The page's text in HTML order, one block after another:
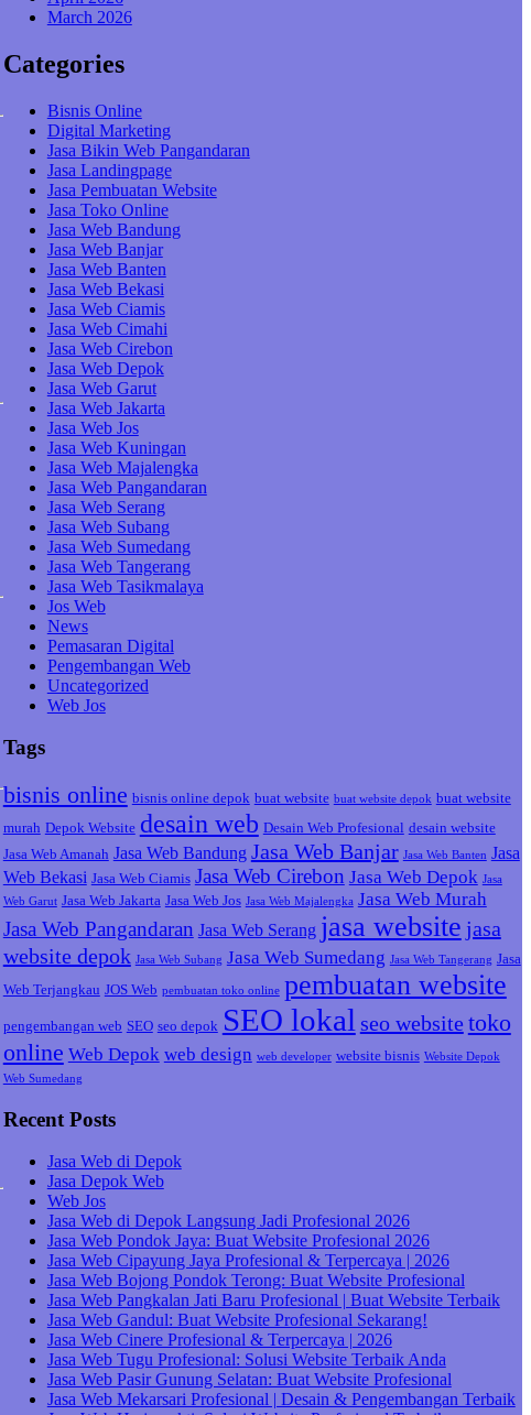
March 2026
Categories
Bisnis Online
Digital Marketing
Jasa Bikin Web Pangandaran
Jasa Landingpage
Jasa Pembuatan Website
Jasa Toko Online
Jasa Web Bandung
Jasa Web Banjar
Jasa Web Banten
Jasa Web Bekasi
Jasa Web Ciamis
Jasa Web Cimahi
Jasa Web Cirebon
Jasa Web Depok
Jasa Web Garut
Jasa Web Jakarta
Jasa Web Jos
Jasa Web Kuningan
Jasa Web Majalengka
Jasa Web Pangandaran
Jasa Web Serang
Jasa Web Subang
Jasa Web Sumedang
Jasa Web Tangerang
Jasa Web Tasikmalaya
Jos Web
News
Pemasaran Digital
Pengembangan Web
Uncategorized
Web Jos
Tags
bisnis online bisnis online depok buat website buat website depok buat website
murah Depok Website desain web Desain Web Profesional desain website
Jasa Web Amanah Jasa Web Bandung Jasa Web Banjar Jasa Web Banten Jasa
Web Bekasi Jasa Web Ciamis Jasa Web Cirebon Jasa Web Depok Jasa
Web Garut Jasa Web Jakarta Jasa Web Jos Jasa Web Majalengka Jasa Web Murah
Jasa Web Pangandaran Jasa Web Serang jasa website jasa
website depok Jasa Web Subang Jasa Web Sumedang Jasa Web Tangerang Jasa
Web Terjangkau JOS Web pembuatan toko online pembuatan website
pengembangan web SEO seo depok SEO lokal seo website toko
online Web Depok web design web developer website bisnis Website Depok
Web Sumedang
Recent Posts
Jasa Web di Depok
Jasa Depok Web
Web Jos
Jasa Web di Depok Langsung Jadi Profesional 2026
Jasa Web Pondok Jaya: Buat Website Profesional 2026
Jasa Web Cipayung Jaya Profesional & Terpercaya | 2026
Jasa Web Bojong Pondok Terong: Buat Website Profesional
Jasa Web Pangkalan Jati Baru Profesional | Buat Website Terbaik
Jasa Web Gandul: Buat Website Profesional Sekarang!
Jasa Web Cinere Profesional & Terpercaya | 2026
Jasa Web Tugu Profesional: Solusi Website Terbaik Anda
Jasa Web Pasir Gunung Selatan: Buat Website Profesional
Jasa Web Mekarsari Profesional | Desain & Pengembangan Terbaik